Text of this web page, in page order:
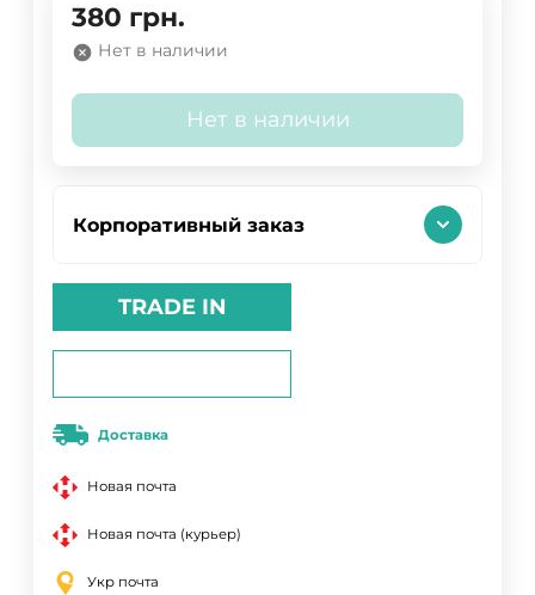
380 грн.
Нет в наличии
Нет в наличии
Корпоративный заказ
TRADE IN
Доставка
Новая почта
Новая почта (курьер)
Укр почта